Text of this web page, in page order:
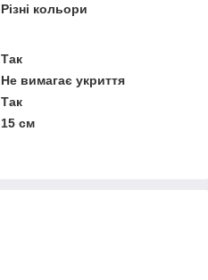
Різні кольори
Так
Не вимагає укриття
Так
15 см